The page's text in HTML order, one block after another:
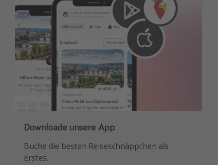
Downloade unsere App
Buche die besten Reiseschnäppchen als
Erstes.